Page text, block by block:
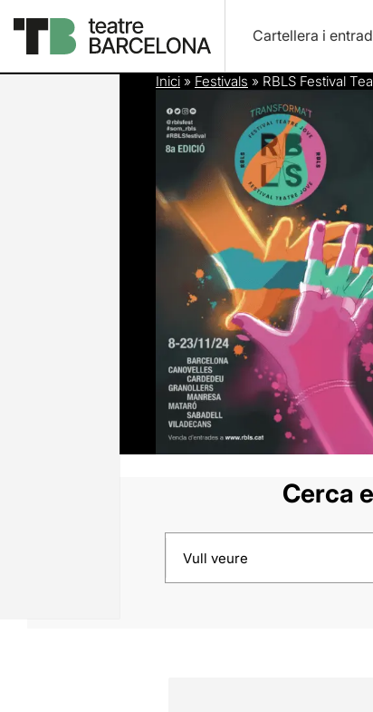
Cartellera i
Inici» Festivals » RBLS Festival
Cerca